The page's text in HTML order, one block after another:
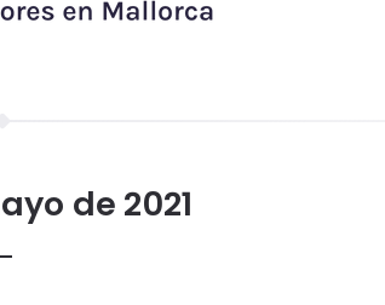
de 2021